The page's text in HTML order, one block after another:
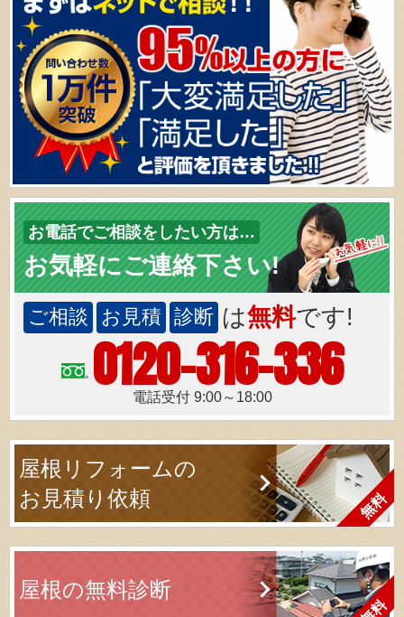
お電話でご相談をしたい方は…
お気軽にご連絡下さい!
ご相談 お見積 診断 は無料です!
0120-316-336
電話受付 9:00～18:00
屋根リフォームの
お見積り依頼
屋根の無料診断